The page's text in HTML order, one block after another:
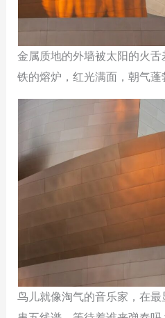
金属质地的外墙被太阳的火
铁的熔炉，红光满面，朝气蓬
鸟儿就像淘气的音乐家，在